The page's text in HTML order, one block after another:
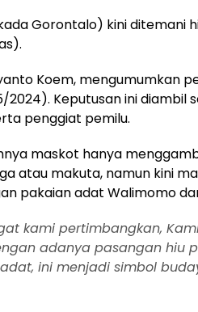
Gorontalo) kini ditemani
Koem, mengumumkan
Keputusan ini diambil
penggiat pemilu.
maskot hanya
atau makuta, namun kini
pakaian adat Walimomo
kami pertimbangkan,
adanya pasangan hiu
ini menjadi simbol